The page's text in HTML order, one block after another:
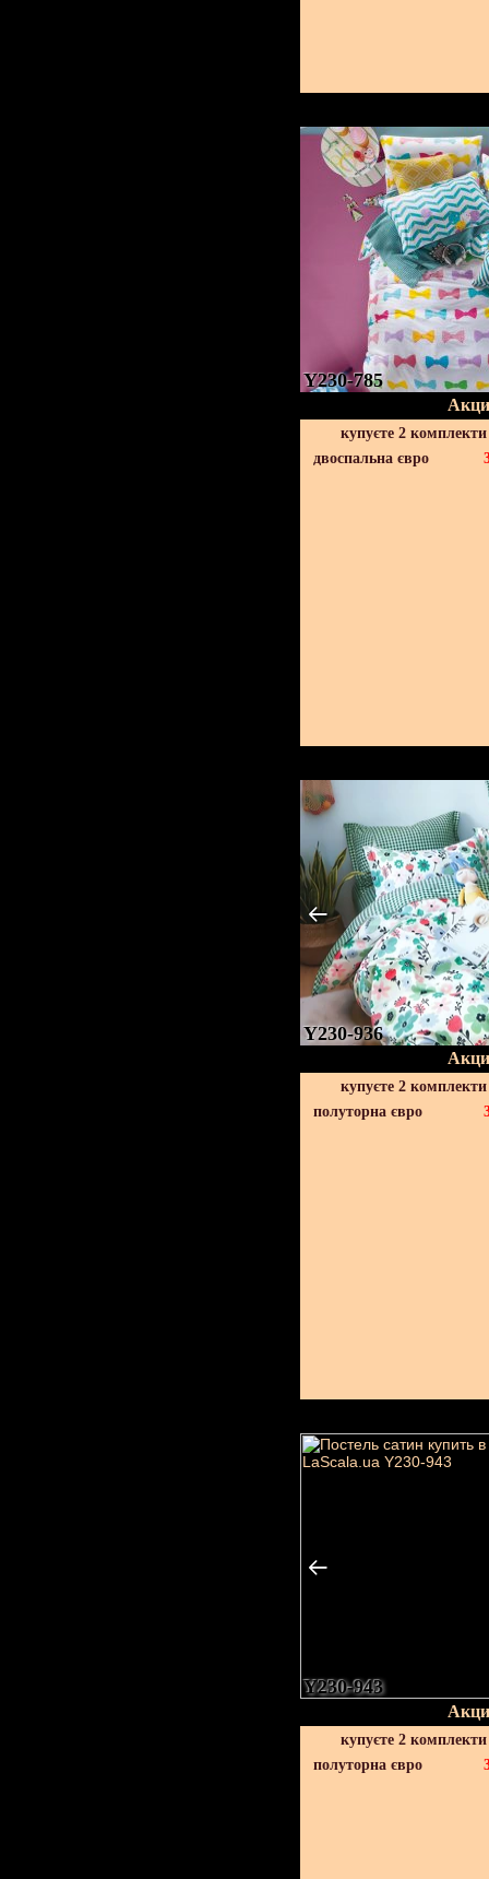
Y230-785
купуєте 2
двоспальна євро
Y230-936
купуєте 2
полуторна євро
Y230-943
купуєте 2
полуторна євро